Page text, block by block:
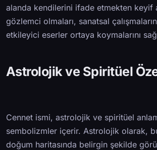
alanda kendilerini ifade etmekten keyif
gözlemci olmaları, sanatsal
etkileyici eserler ortaya koymalarını
Astrolojik ve Spiritüel
Cennet ismi, astrolojik ve spiritüel
sembolizmler içerir. Astrolojik olarak,
doğum haritasında belirgin şekilde